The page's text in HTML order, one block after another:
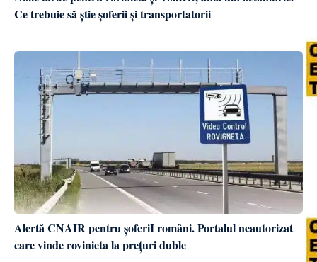
Ce trebuie să știe șoferii și transportatorii
Alertă CNAIR pentru șoferiI români. Portalul neautorizat
care vinde rovinieta la prețuri duble